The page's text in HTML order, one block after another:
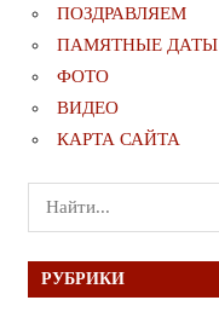
ПОЗДРАВЛЯЕМ
ПАМЯТНЫЕ ДАТЫ
ФОТО
ВИДЕО
КАРТА САЙТА
Поиск
для:
РУБРИКИ